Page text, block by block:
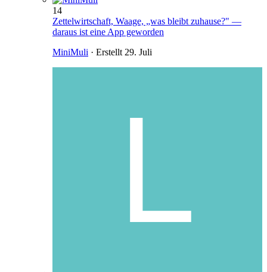
14
Zettelwirtschaft, Waage, „was bleibt zuhause?" —
daraus ist eine App geworden
MiniMuli · Erstellt 29. Juli